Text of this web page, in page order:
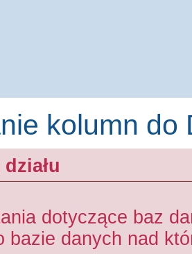
kolumn do
dotyczące baz
bazie danych nad